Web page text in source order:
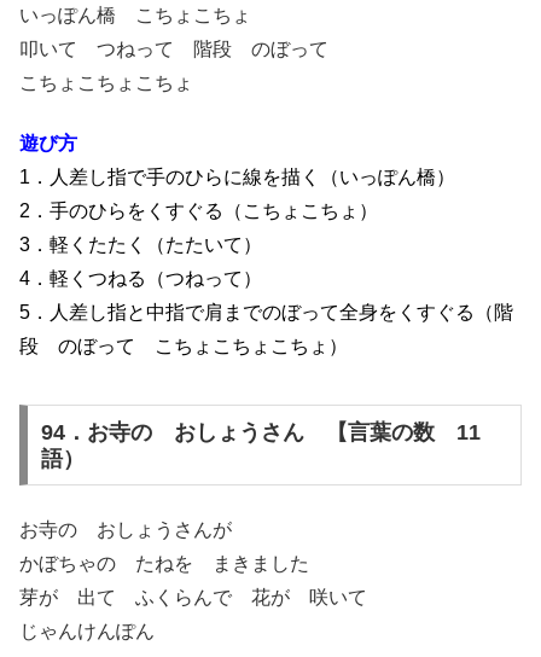
いっぽん橋 こちょこちょ
叩いて つねって 階段 のぼって
こちょこちょこちょ
遊び方
1．人差し指で手のひらに線を描く（いっぽん橋）
2．手のひらをくすぐる（こちょこちょ）
3．軽くたたく（たたいて）
4．軽くつねる（つねって）
5．人差し指と中指で肩までのぼって全身をくすぐる（階
段 のぼって こちょこちょこちょ）
94．お寺の おしょうさん 【言葉の数 11
語）
お寺の おしょうさんが
かぼちゃの たねを まきました
芽が 出て ふくらんで 花が 咲いて
じゃんけんぽん